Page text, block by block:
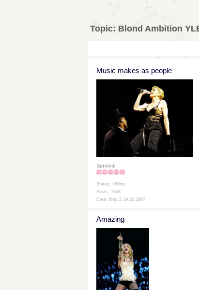
Topic: Blond Ambition
Music makes as people
Survival
Status: Offline
Posts: 1058
Date: May 2 19:30 2007
Amazing